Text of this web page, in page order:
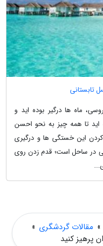
ماه ها درگیر بوده اید و
اید تا همه چیز به نحو احسن
کردن این خستگی ها و درگیری
در ساحل است؛ قدم زدن روی
» مقالات گردشگری »
پرهیز کنید